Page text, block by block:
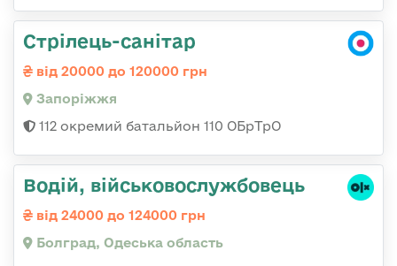
Стрілець-санітар
від 20000 до 120000 грн
Запоріжжя
112 окремий батальйон 110 ОБрТрО
Водій, військовослужбовець
від 24000 до 124000 грн
Болград, Одеська область